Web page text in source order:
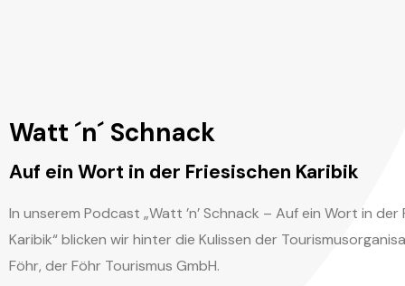
Watt ´n´ Schnack
Auf ein Wort in der Friesischen Karibik
In unserem Podcast „Watt ’n’ Schnack – Auf ein Wort in der
Karibik“ blicken wir hinter die Kulissen der
Föhr, der Föhr Tourismus GmbH.